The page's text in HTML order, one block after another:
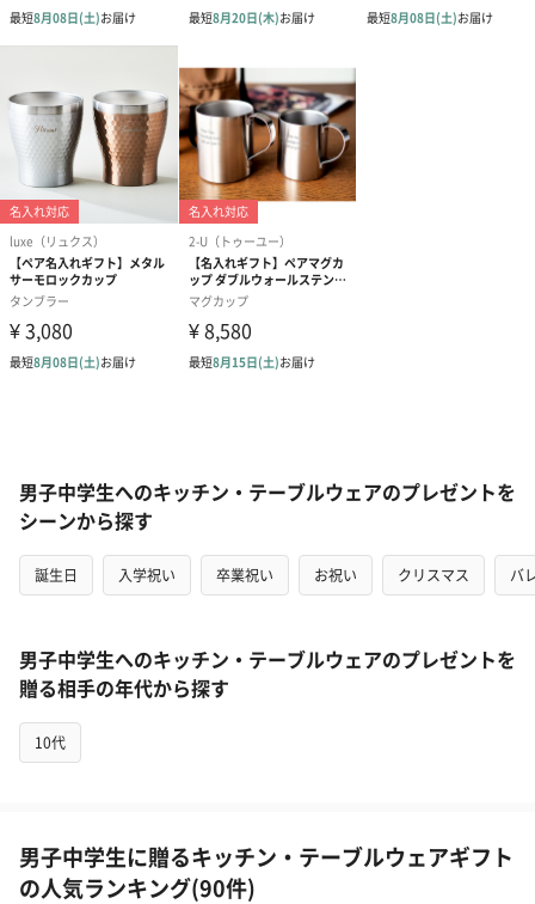
男子中学生へのキッチン・テーブルウェアのプレゼントを
シーンから探す
誕生日 入学祝い 卒業祝い お祝い クリスマス バ
男子中学生へのキッチン・テーブルウェアのプレゼントを
贈る相手の年代から探す
10代
男子中学生に贈るキッチン・テーブルウェアギフト
の人気ランキング(90件)